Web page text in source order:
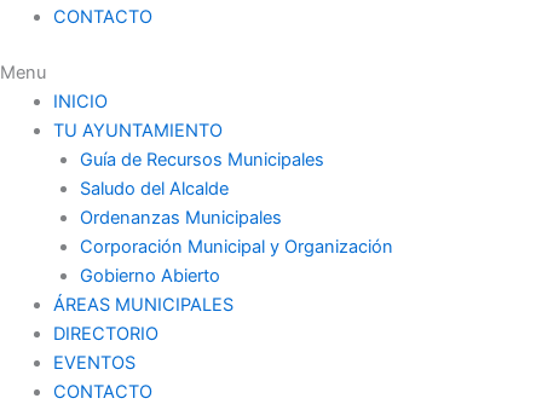
CONTACTO
Menu
INICIO
TU AYUNTAMIENTO
Guía de Recursos Municipales
Saludo del Alcalde
Ordenanzas Municipales
Corporación Municipal y Organización
Gobierno Abierto
ÁREAS MUNICIPALES
DIRECTORIO
EVENTOS
CONTACTO